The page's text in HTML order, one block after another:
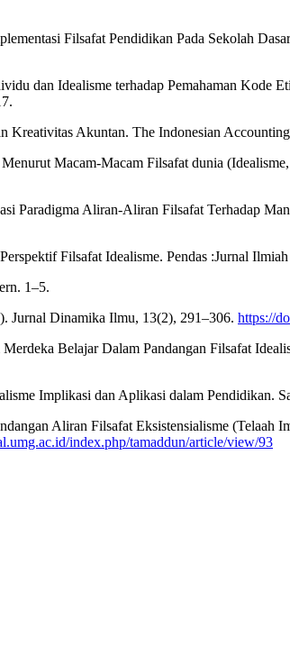
Filsafat Pendidikan Pada Sekolah
dan Idealisme terhadap Pemahaman Kode
Akuntan. The Indonesian
Macam-Macam Filsafat dunia
Paradigma Aliran-Aliran Filsafat Terhadap
Filsafat Idealisme. Pendas :Jurnal
1–5.
Jurnal Dinamika Ilmu, 13(2), 291–306. https://
Belajar Dalam Pandangan Filsafat
Implikasi dan Aplikasi dalam Pendidikan.
Aliran Filsafat Eksistensialisme
index.php/tamaddun/article/view/93